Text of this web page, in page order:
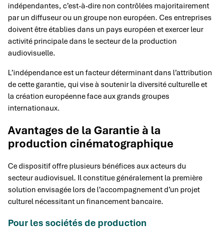
indépendantes, c’est-à-dire non contrôlées majoritairement
par un diffuseur ou un groupe non européen. Ces entreprises
doivent être établies dans un pays européen et exercer leur
activité principale dans le secteur de la production
audiovisuelle.
L’indépendance est un facteur déterminant dans l’attribution
de cette garantie, qui vise à soutenir la diversité culturelle et
la création européenne face aux grands groupes
internationaux.
Avantages de la Garantie à la
production cinématographique
Ce dispositif offre plusieurs bénéfices aux acteurs du
secteur audiovisuel. Il constitue généralement la première
solution envisagée lors de l’accompagnement d’un projet
culturel nécessitant un financement bancaire.
Pour les sociétés de production